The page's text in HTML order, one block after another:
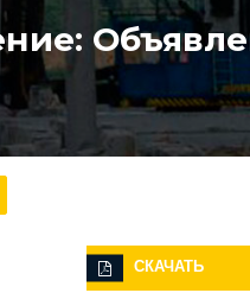
СКАЧАТЬ